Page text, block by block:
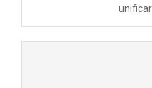
unificar